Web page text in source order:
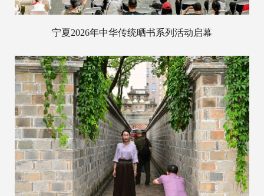
宁夏2026年中华传统晒书系列活动启幕